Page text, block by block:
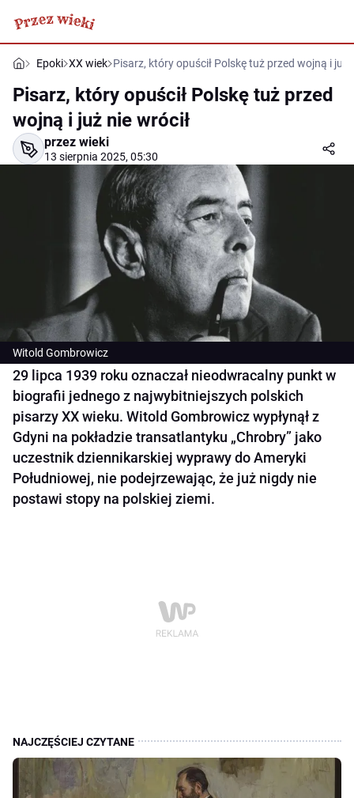
Epoki XX wiek Pisarz, który opuścił Polskę tuż przed wojną i już
Pisarz, który opuścił Polskę tuż przed
wojną i już nie wrócił
przez wieki
13 sierpnia 2025, 05:30
Witold Gombrowicz
29 lipca 1939 roku oznaczał nieodwracalny punkt w
biografii jednego z najwybitniejszych polskich
pisarzy XX wieku. Witold Gombrowicz wypłynął z
Gdyni na pokładzie transatlantyku „Chrobry” jako
uczestnik dziennikarskiej wyprawy do Ameryki
Południowej, nie podejrzewając, że już nigdy nie
postawi stopy na polskiej ziemi.